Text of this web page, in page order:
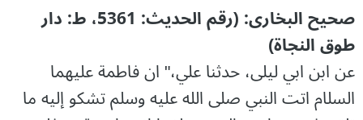
صحیح البخاری: (رقم الحدیث: 5361، ط: دار
طوق النجاۃ)
عن ابن ابي ليلى، حدثنا علي،" ان فاطمة عليهما
السلام اتت النبي صلى الله عليه وسلم تشكو إليه ما